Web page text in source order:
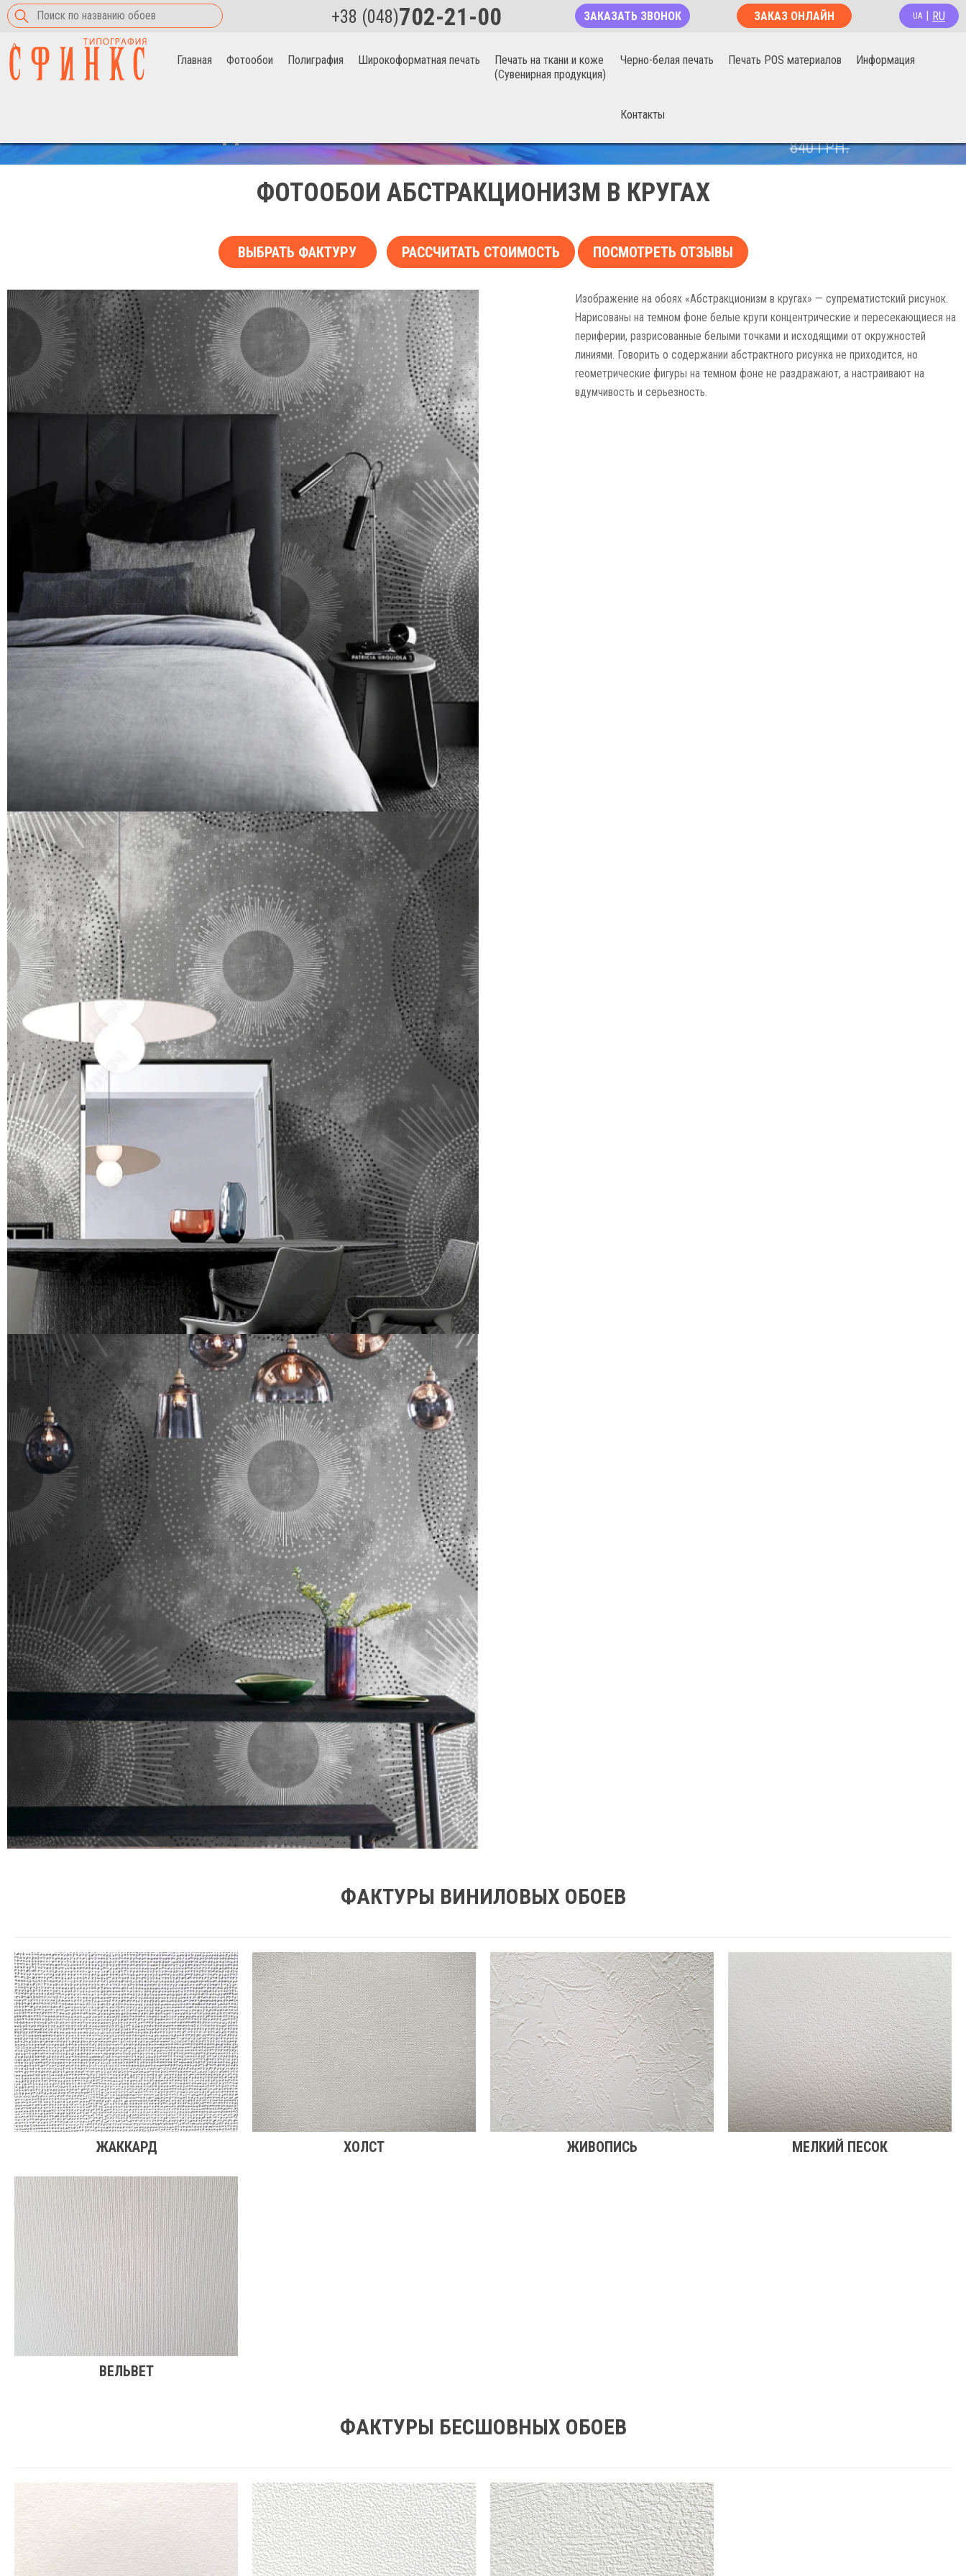
+38 (048)702-21-00 ЗАКАЗАТЬ ЗВОНОК ЗАКАЗ ОНЛАЙН UA RU
Главная Фотообои Полиграфия Широкоформатная печать
Печать на ткани и коже
(Сувенирная продукция)
Черно-белая печать Печать POS материалов Информация
Контакты
840ГРН.
ФОТООБОИ АБСТРАКЦИОНИЗМ В КРУГАХ
ВЫБРАТЬ ФАКТУРУ РАССЧИТАТЬ СТОИМОСТЬ ПОСМОТРЕТЬ ОТЗЫВЫ
Изображение на обоях «Абстракционизм в кругах» — супрематистский рисунок.
Нарисованы на темном фоне белые круги концентрические и пересекающиеся на
периферии, разрисованные белыми точками и исходящими от окружностей
линиями. Говорить о содержании абстрактного рисунка не приходится, но
геометрические фигуры на темном фоне не раздражают, а настраивают на
вдумчивость и серьезность.
ФАКТУРЫ ВИНИЛОВЫХ ОБОЕВ
ЖАККАРД ХОЛСТ ЖИВОПИСЬ МЕЛКИЙ ПЕСОК
ВЕЛЬВЕТ
ФАКТУРЫ БЕСШОВНЫХ ОБОЕВ